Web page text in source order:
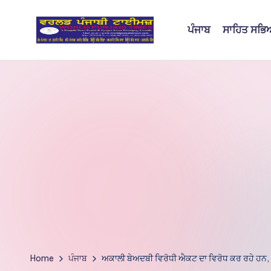
W
bi
ਪੰਜਾਬ ਸਾਹਿਤ
Home ਪੰਜਾਬ ਅਕਾਲੀ ਬੇਅਦਬੀ ਵਿਰੋਧੀ ਐਕਟ ਦਾ ਵਿਰੋਧ ਕਰ ਰਹੇ ਹਨ,